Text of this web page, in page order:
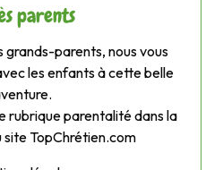
parents
grands-parents, nous vous
les enfants à cette belle
rubrique parentalité dans la
site TopChrétien.com